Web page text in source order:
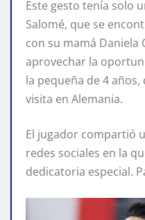
Este gesto tenía solo
Salomé, que se
con su mamá Daniela
aprovechar la
la pequeña de 4
visita en Alemania.
El jugador compartió
redes sociales en la
dedicatoria especial.